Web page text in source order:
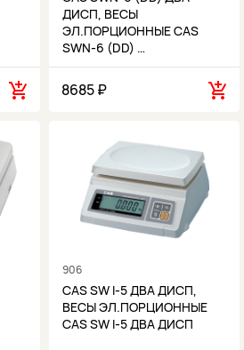
ДИСП, ВЕСЫ
ЭЛ.ПОРЦИОННЫЕ CAS
SWN-6 (DD) …
8685 ₽
906
CAS SW I-5 ДВА ДИСП,
ВЕСЫ ЭЛ.ПОРЦИОННЫЕ
CAS SW I-5 ДВА ДИСП